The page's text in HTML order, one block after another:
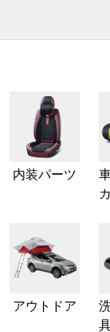
内装パーツ
アウトドア